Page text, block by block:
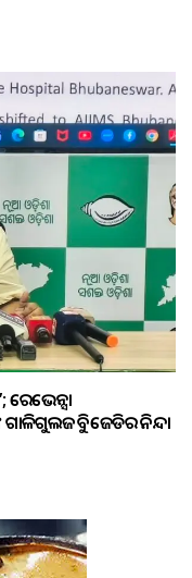
ରେଭେନ୍ସା
ଗାଳିଗୁଲଜକୁ ବିଜେଡିର ନିନ୍ଦା